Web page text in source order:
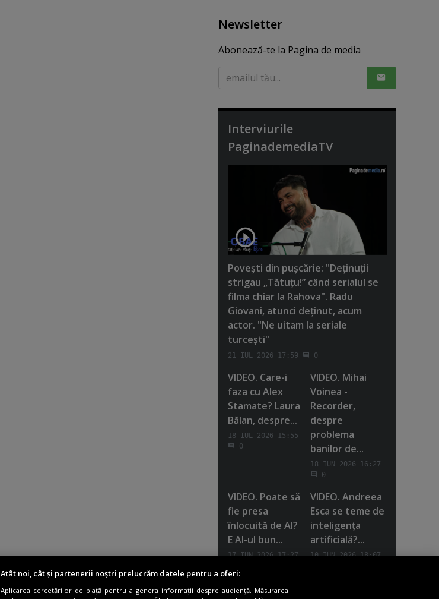
Newsletter
Abonează-te la Pagina de media
Interviurile
PaginademediaTV
Poveşti din puşcărie: "Deţinuţii
strigau „Tătuţu!” când serialul se
filma chiar la Rahova". Radu
Giovani, atunci deţinut, acum
actor. "Ne uitam la seriale
turceşti"
21 IUL 2026 17:59 0
VIDEO. Care-i
faza cu Alex
Stamate? Laura
Bălan, despre...
18 IUL 2026 15:55
0
VIDEO. Mihai
Voinea -
Recorder,
despre
problema
banilor de...
18 IUN 2026 16:27
0
VIDEO. Poate să
fie presa
înlocuită de AI?
E AI-ul bun...
17 IUN 2026 17:27
VIDEO. Andreea
Esca se teme de
inteligenţa
artificială?...
10 IUN 2026 18:07
Atât noi, cât și partenerii noștri prelucrăm datele pentru a oferi:
Aplicarea cercetărilor de piață pentru a genera informații despre audiență. Măsurarea